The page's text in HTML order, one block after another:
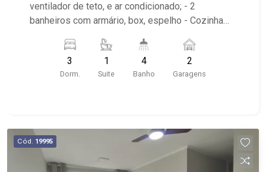
ventilador de teto, e ar condicionado; - 2
banheiros com armário, box, espelho - Cozinha
de serviço com armarios - Varanda gourmet com
churrasqueira - Lavabo - Iluminação - Quintal
cimentado - Condomínio com playground,
Kikito`s Grill e Zenak Papelaria, Praça Mário
Pascarelli Filho
3
Dorm.
1
Suite
4
Banho
2
Garagens
Cód. 19995